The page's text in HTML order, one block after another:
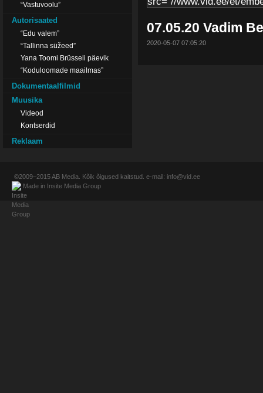
“Vastuvoolu”
Autorisaated
“Edu valem”
“Tallinna süžeed”
Yana Toomi Brüsseli päevik
“Koduloomade maailmas”
Dokumentaalfilmid
Muusika
Videod
Kontserdid
Reklaam
07.05.20 Vadim
2020-05-07 07:05:20
©2009–2015AB Media . Kõik õigused kaitstud. e-mail: info@vid.ee
Made in Insite Media Group